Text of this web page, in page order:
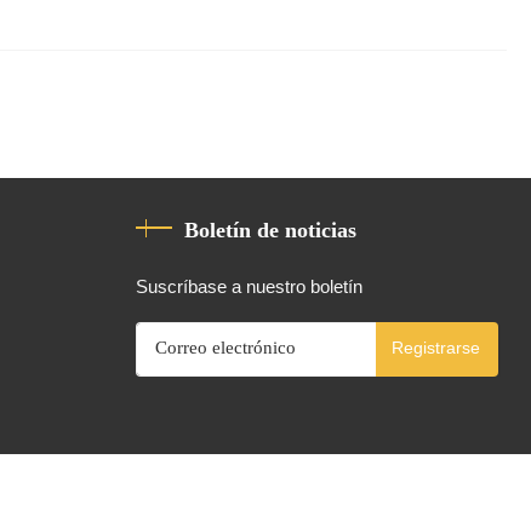
Boletín de noticias
Suscríbase a nuestro boletín
Registrarse